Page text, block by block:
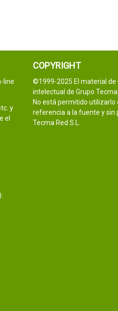
line
y
el
COPYRIGHT
©1999-2025 El material de
intelectual de Grupo
No está permitido
referencia a la fuente y sin
Tecma Red S.L.